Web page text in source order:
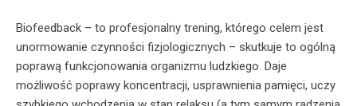
Biofeedback – to profesjonalny trening, którego celem jest
unormowanie czynności fizjologicznych – skutkuje to ogólną
poprawą funkcjonowania organizmu ludzkiego. Daje
możliwość poprawy koncentracji, usprawnienia pamięci, uczy